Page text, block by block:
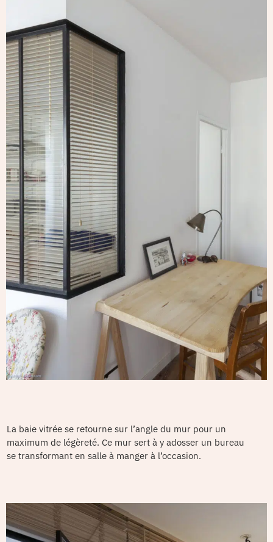
La baie vitrée se retourne sur l’angle du mur pour un
maximum de légèreté. Ce mur sert à y adosser un bureau
se transformant en salle à manger à l’occasion.